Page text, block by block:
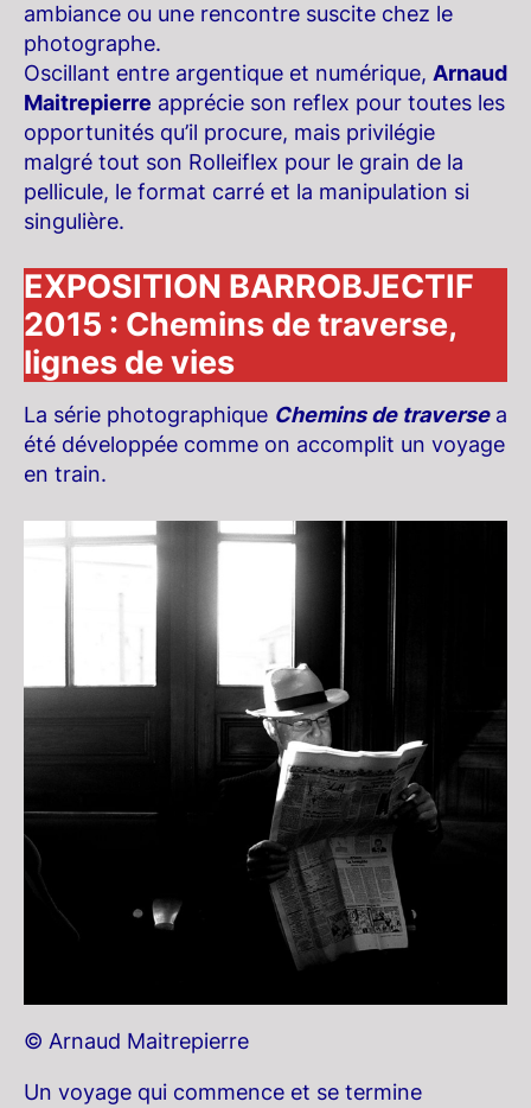
ambiance ou une rencontre suscite chez le
photographe.
Oscillant entre argentique et numérique, Arnaud
Maitrepierre apprécie son reflex pour toutes les
opportunités qu’il procure, mais privilégie
malgré tout son Rolleiflex pour le grain de la
pellicule, le format carré et la manipulation si
singulière.
EXPOSITION BARROBJECTIF
2015 : Chemins de traverse,
lignes de vies
La série photographique Chemins de traversea
été développée comme on accomplit un voyage
en train.
© Arnaud Maitrepierre
Un voyage qui commence et se termine